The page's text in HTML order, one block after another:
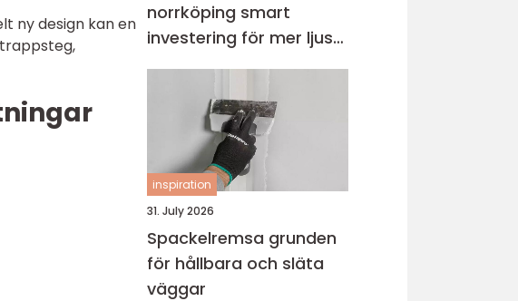
ny design kan en
norrköping smart
investering för mer ljus
och extra yta
inspiration
31. July 2026
Spackelremsa grunden
för hållbara och släta
väggar